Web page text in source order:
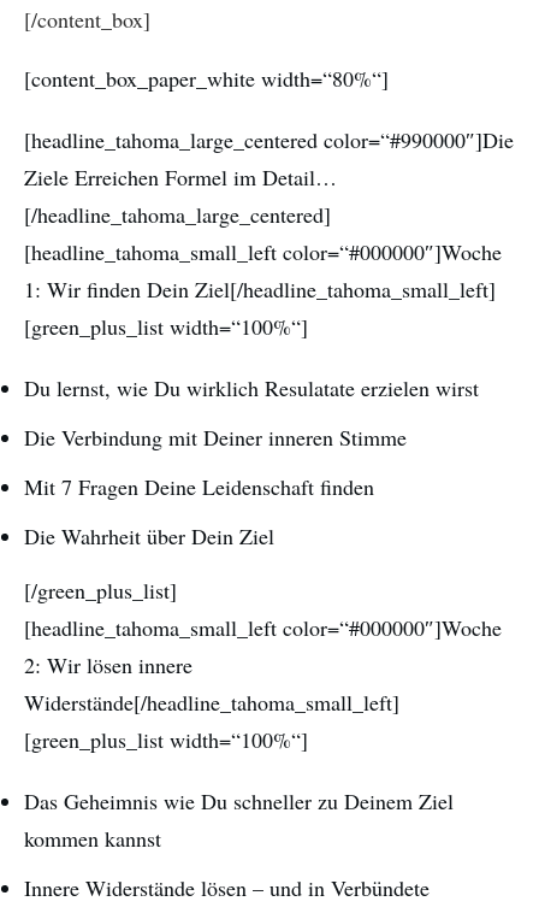
[/content_box]
[content_box_paper_white width=“80%“]
[headline_tahoma_large_centered color=“#990000″]Die
Ziele Erreichen Formel im Detail…
[/headline_tahoma_large_centered]
[headline_tahoma_small_left color=“#000000″]Woche
1: Wir finden Dein Ziel[/headline_tahoma_small_left]
[green_plus_list width=“100%“]
Du lernst, wie Du wirklich Resulatate erzielen wirst
Die Verbindung mit Deiner inneren Stimme
Mit 7 Fragen Deine Leidenschaft finden
Die Wahrheit über Dein Ziel
[/green_plus_list]
[headline_tahoma_small_left color=“#000000″]Woche
2: Wir lösen innere
Widerstände[/headline_tahoma_small_left]
[green_plus_list width=“100%“]
Das Geheimnis wie Du schneller zu Deinem Ziel
kommen kannst
Innere Widerstände lösen – und in Verbündete